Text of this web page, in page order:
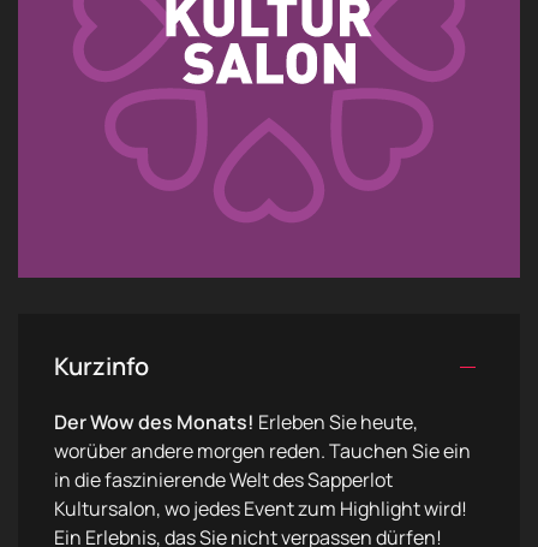
Kurzinfo
Der Wow des Monats! Erleben Sie heute,
worüber andere morgen reden. Tauchen Sie ein
in die faszinierende Welt des Sapperlot
Kultursalon, wo jedes Event zum Highlight wird!
Ein Erlebnis, das Sie nicht verpassen dürfen!